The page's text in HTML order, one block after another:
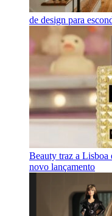
de design para
Beauty traz a Lisboa
novo lançamento